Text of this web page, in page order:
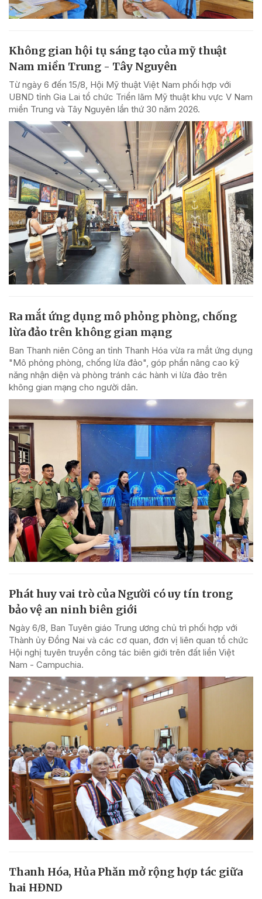
Không gian hội tụ sáng tạo của mỹ thuật
Nam miền Trung - Tây Nguyên
Từ ngày 6 đến 15/8, Hội Mỹ thuật Việt Nam phối hợp với
UBND tỉnh Gia Lai tổ chức Triển lãm Mỹ thuật khu vực V Nam
miền Trung và Tây Nguyên lần thứ 30 năm 2026.
Ra mắt ứng dụng mô phỏng phòng, chống
lừa đảo trên không gian mạng
Ban Thanh niên Công an tỉnh Thanh Hóa vừa ra mắt ứng dụng
"Mô phỏng phòng, chống lừa đảo", góp phần nâng cao kỹ
năng nhận diện và phòng tránh các hành vi lừa đảo trên
không gian mạng cho người dân.
Phát huy vai trò của Người có uy tín trong
bảo vệ an ninh biên giới
Ngày 6/8, Ban Tuyên giáo Trung ương chủ trì phối hợp với
Thành ủy Đồng Nai và các cơ quan, đơn vị liên quan tổ chức
Hội nghị tuyên truyền công tác biên giới trên đất liền Việt
Nam - Campuchia.
Thanh Hóa, Hủa Phăn mở rộng hợp tác giữa
hai HĐND